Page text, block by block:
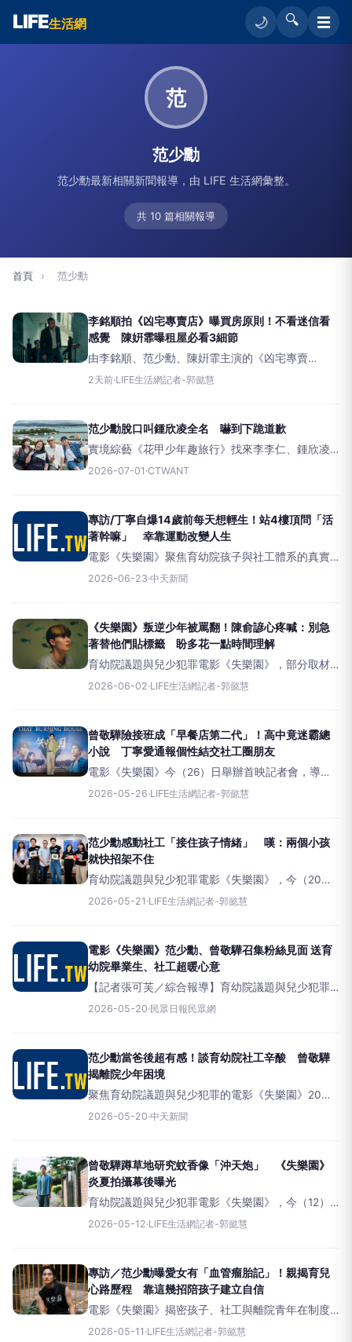
LIFE生活網 🌙 🔍 ☰
范
范少勳
范少勳最新相關新聞報導，由 LIFE 生活網彙整。
共 10 篇相關報導
首頁 › 范少勳
李銘順拍《凶宅專賣店》曝買房原則！不看迷信看
感覺 陳姸霏曝租屋必看3細節
由李銘順、范少勳、陳姸霏主演的《凶宅專賣
店》，將從9日起，每週日晚間九點在八大戲劇台播
說：「這個角色最難的地方，是
2天前·LIFE生活網記者-郭懿慧
范少勳脫口叫鍾欣凌全名 嚇到下跪道歉
實境綜藝《花甲少年趣旅行》找來李李仁、鍾欣凌
攜手少年組范少勳、峮峮前進日本沖繩，展開陽光
少勳笑說，某天大家
2026-07-01 ·CTWANT
專訪/丁寧自爆14歲前每天想輕生！站4樓頂問「活
著幹嘛」 幸靠運動改變人生
電影《失樂園》聚焦育幼院孩子與社工體系的真實
樣貌，主演丁寧及范少勳近期接受《中天新聞網》
生念頭，常獨自坐在家
2026-06-23·中天新聞
《失樂園》叛逆少年被罵翻！陳俞諺心疼喊：別急
著替他們貼標籤 盼多花一點時間理解
育幼院議題與兒少犯罪電影《失樂園》，部分取材
自報導者的《廢墟少年：被遺忘的高風險家庭孩子
演蔡銀娟、監
2026-06-02·LIFE生活網記者-郭懿慧
曾敬驊險接班成「早餐店第二代」！高中竟迷霸總
小說 丁寧愛通報個性結交社工圈朋友
電影《失樂園》今（26）日舉辦首映記者會，導演
蔡銀娟率監製李志薔、李怡芳，以及范少勳、曾敬
驊在劇中飾演18歲必
2026-05-26·LIFE生活網記者-郭懿慧
范少勳感動社工「接住孩子情緒」 嘆：兩個小孩
就快招架不住
育幼院議題與兒少犯罪電影《失樂園》，今（20
日）導演蔡銀娟帶領演員范少勳、曾敬驊召集30名
敬驊，與三間
2026-05-21 ·LIFE生活網記者-郭懿慧
電影《失樂園》范少勳、曾敬驊召集粉絲見面 送育
幼院畢業生、社工超暖心意
【記者張可芙／綜合報導】育幼院議題與兒少犯罪
電影《失樂園》，今（20日）導演蔡銀娟帶領演員
2026-05-20·民眾日報民眾網
范少勳當爸後超有感！談育幼院社工辛酸 曾敬驊
揭離院少年困境
聚焦育幼院議題與兒少犯罪的電影《失樂園》20日
舉辦公益活動，導演蔡銀娟率領演員范少勳、曾敬
們平時如何去兼顧自己
2026-05-20·中天新聞
曾敬驊蹲草地研究蚊香像「沖天炮」 《失樂園》
炎夏拍攝幕後曝光
育幼院議題與兒少犯罪電影《失樂園》，今（12）
日釋出幕後花絮〈拍片仔篇〉，曝光劇組在拍攝過
表演場面，讓不少工作人
2026-05-12·LIFE生活網記者-郭懿慧
專訪／范少勳曝愛女有「血管瘤胎記」！親揭育兒
心路歷程 靠這幾招陪孩子建立自信
電影《失樂園》揭密孩子、社工與離院青年在制度
與現實壓力下的生命處境。近日范少勳接受《LIFE
2026-05-11 ·LIFE生活網記者-郭懿慧